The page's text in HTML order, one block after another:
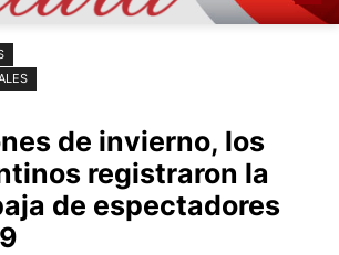
de invierno, los
registraron la
de espectadores